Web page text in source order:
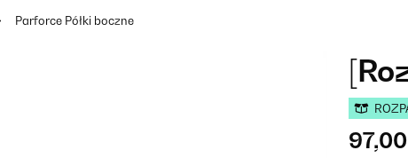
Parforce Półki boczne
97,00